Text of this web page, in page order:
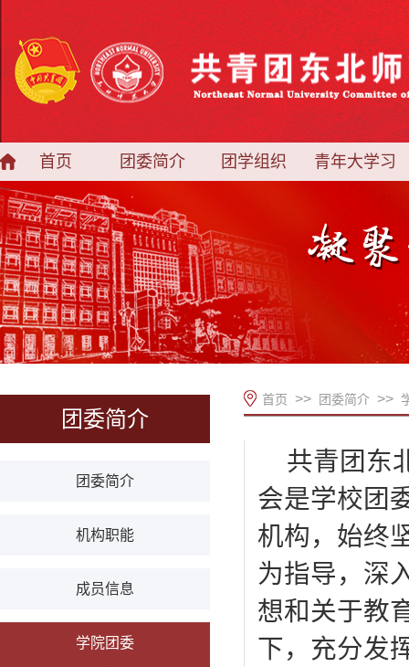
首页 团委简介 团学组织 青年大学习
团委简介
团委简介
机构职能
成员信息
学院团委
首页 >> 团委简介 >>
共青团东
会是学校团
机构，始终
为指导，深
想和关于教
下，充分发